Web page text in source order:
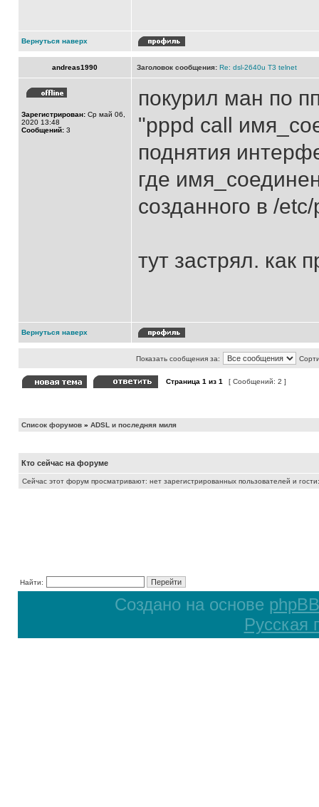
Вернуться наверх
andreas1990 Заголовок сообщения: Re: dsl-2640u T3 telnet
Зарегистрирован: Ср май 06,
2020 13:48
Сообщений: 3
покурил ман по
"pppd call
поднятия
где
созданного в /
тут застрял. как
Вернуться наверх
Показать сообщения за:
Страница 1 из 1 [ Сообщений: 2 ]
Список форумов » ADSL и последняя миля
Кто сейчас на форуме
Сейчас этот форум просматривают: нет зарегистрированных пользователей и
Найти:
Создано на основе phpBB
Русская